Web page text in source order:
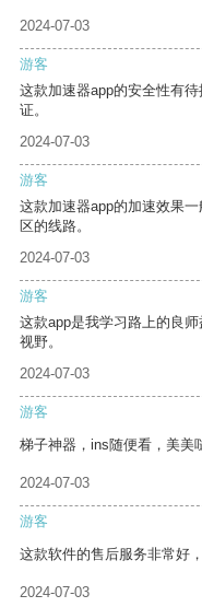
2024-07-03
游客
这款加速器app的安全性有
证。
2024-07-03
游客
这款加速器app的加速效果
区的线路。
2024-07-03
游客
这款app是我学习路上的良
视野。
2024-07-03
游客
梯子神器，ins随便看，美美
2024-07-03
游客
这款软件的售后服务非常好
2024-07-03